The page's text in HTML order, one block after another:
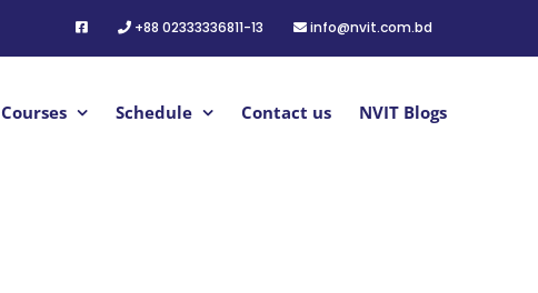
+88 02333336811-13 info@nvit.com.bd
Courses Schedule Contact us NVIT Blogs